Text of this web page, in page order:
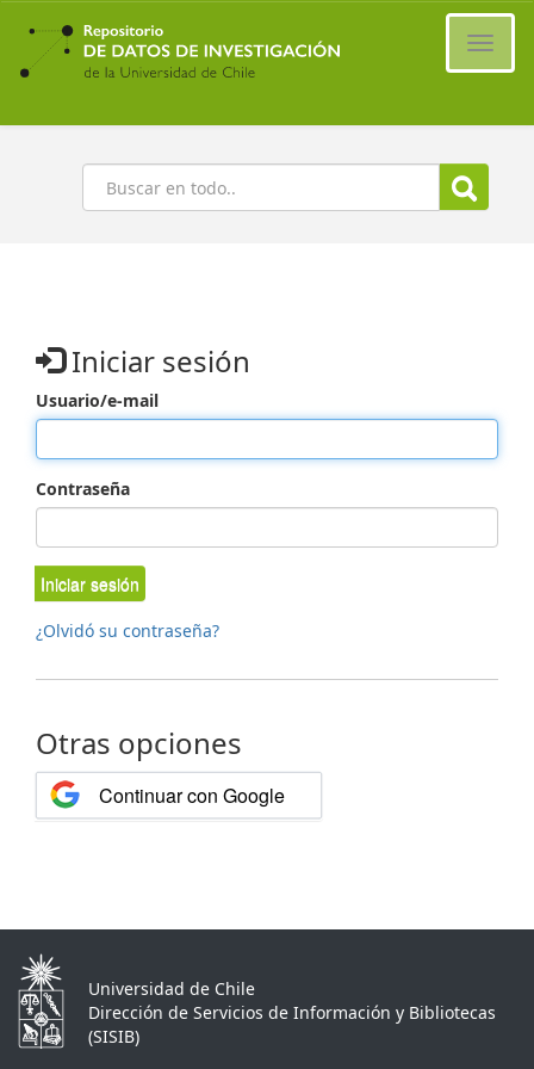
Ir
contenido
principal
Buscar
Iniciar sesión
Usuario/e-mail
Contraseña
Iniciar sesión
¿Olvidó su contraseña?
Otras opciones
Continuar con Google
Universidad de Chile
Dirección de Servicios de Información y Bibliotecas
(SISIB)